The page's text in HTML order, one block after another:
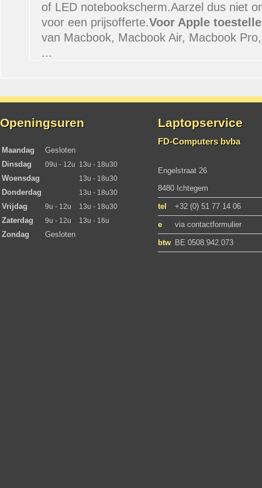
of LED notebookscherm.Aarzel dus niet
voor een prijsofferte.Voor Apple
van Macbook, Macbook Air, Macbook
...
Openingsuren
Maandag
Gesloten
Dinsdag
09u - 12u 13u - 18u30
Woensdag 13u - 18u30
Donderdag 13u - 18u30
Vrijdag 9u - 12u 13u - 18u30
Zaterdag 9u - 12u 13u - 16u
Zondag Gesloten
Laptopservice
FD-Computers bvba
Engelstraat 26
8480 Ichtegem
tel +32 (0) 51 77 14 06
e via contactformulier
btw BE 0508.942.073